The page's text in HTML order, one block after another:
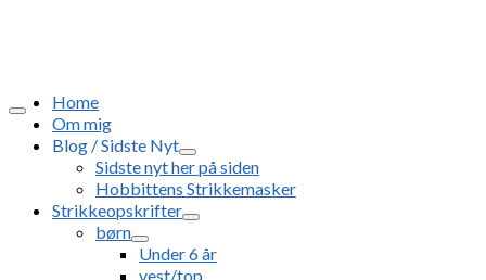
Home
Om mig
Blog / Sidste Nyt
Sidste nyt her på siden
Hobbittens Strikkemasker
Strikkeopskrifter
børn
Under 6 år
vest/top